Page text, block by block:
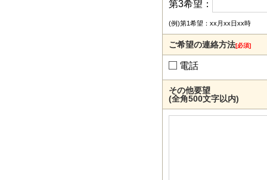
第3希望：
(例)第1希望：xx月xx日xx時
ご希望の連絡方法[必須]
電話
その他要望
(全角500文字以内)